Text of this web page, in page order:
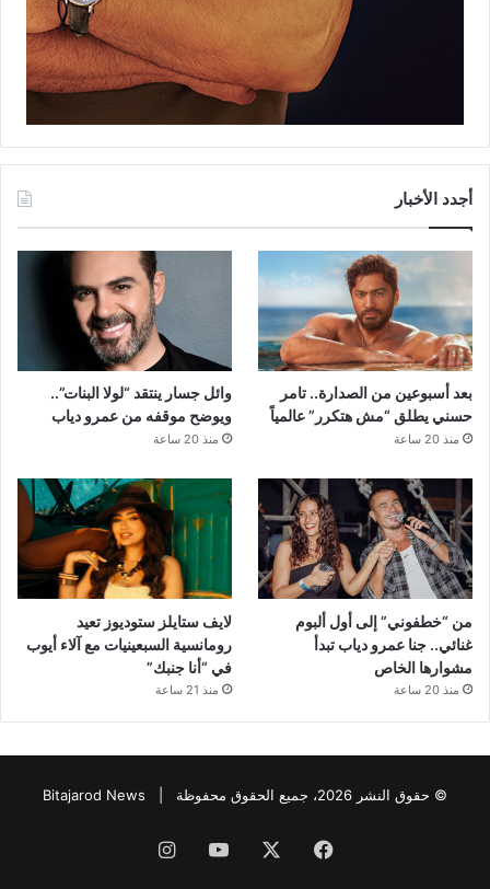
أجدد الأخبار
بعد أسبوعين من الصدارة.. تامر
حسني يطلق “مش هتكرر” عالمياً
منذ 20 ساعة
وائل جسار ينتقد “لولا البنات”..
ويوضح موقفه من عمرو دياب
منذ 20 ساعة
من “خطفوني” إلى أول ألبوم
غنائي.. جنا عمرو دياب تبدأ
مشوارها الخاص
منذ 20 ساعة
لايف ستايلز ستوديوز تعيد
رومانسية السبعينيات مع آلاء أيوب
في “أنا جنبك”
منذ 21 ساعة
© حقوق النشر 2026، جميع الحقوق محفوظة | Bitajarod News
فيسبوك ‫YouTubeانستقرام